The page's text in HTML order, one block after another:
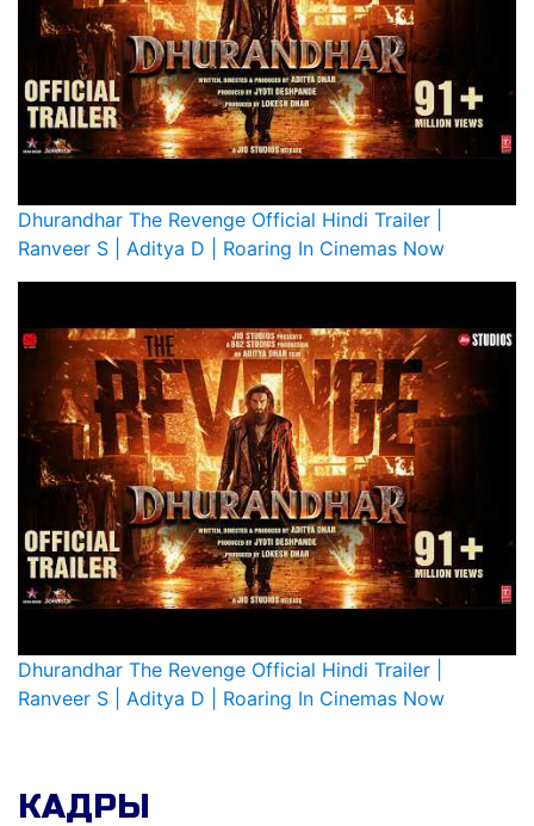
Dhurandhar The Revenge Official Hindi Trailer |
Ranveer S | Aditya D | Roaring In Cinemas Now
Dhurandhar The Revenge Official Hindi Trailer |
Ranveer S | Aditya D | Roaring In Cinemas Now
КАДРЫ